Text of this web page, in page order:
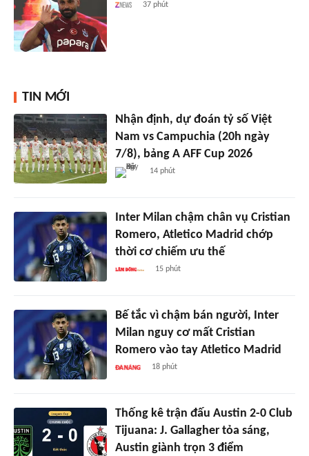
37 phút
TIN MỚI
Nhận định, dự đoán tỷ số Việt
Nam vs Campuchia (20h ngày
7/8), bảng A AFF Cup 2026
14 phút
Inter Milan chậm chân vụ Cristian
Romero, Atletico Madrid chớp
thời cơ chiếm ưu thế
15 phút
Bế tắc vì chậm bán người, Inter
Milan nguy cơ mất Cristian
Romero vào tay Atletico Madrid
18 phút
Thống kê trận đấu Austin 2-0 Club
Tijuana: J. Gallagher tỏa sáng,
Austin giành trọn 3 điểm